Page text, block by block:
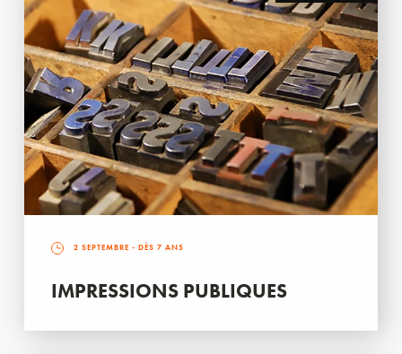
2 SEPTEMBRE - DÈS 7 ANS
IMPRESSIONS PUBLIQUES